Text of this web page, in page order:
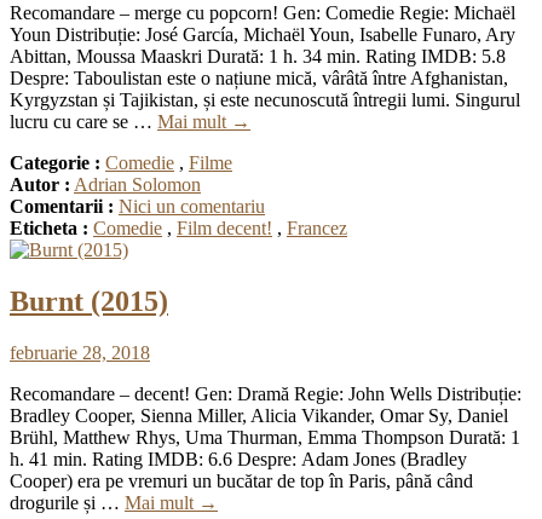
Recomandare – merge cu popcorn! Gen: Comedie Regie: Michaël
Youn Distribuție: José García, Michaël Youn, Isabelle Funaro, Ary
Abittan, Moussa Maaskri Durată: 1 h. 34 min. Rating IMDB: 5.8
Despre: Taboulistan este o națiune mică, vârâtă între Afghanistan,
Kyrgyzstan și Tajikistan, și este necunoscută întregii lumi. Singurul
lucru cu care se … Mai mult →
Categorie : Comedie , Filme
Autor : Adrian Solomon
Comentarii : Nici un comentariu
Eticheta : Comedie , Film decent! , Francez
Burnt (2015)
februarie 28, 2018
Recomandare – decent! Gen: Dramă Regie: John Wells Distribuție:
Bradley Cooper, Sienna Miller, Alicia Vikander, Omar Sy, Daniel
Brühl, Matthew Rhys, Uma Thurman, Emma Thompson Durată: 1
h. 41 min. Rating IMDB: 6.6 Despre: Adam Jones (Bradley
Cooper) era pe vremuri un bucătar de top în Paris, până când
drogurile și … Mai mult →